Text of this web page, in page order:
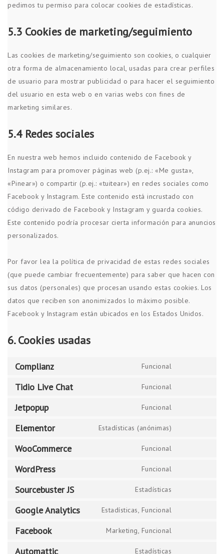
pedimos tu permiso para colocar cookies de estadísticas.
5.3 Cookies de marketing/seguimiento
Las cookies de marketing/seguimiento son cookies, o cualquier
otra forma de almacenamiento local, usadas para crear perfiles
de usuario para mostrar publicidad o para hacer el seguimiento
del usuario en esta web o en varias webs con fines de
marketing similares.
5.4 Redes sociales
En nuestra web hemos incluido contenido de Facebook y
Instagram para promover páginas web (p.ej.: «Me gusta»,
«Pinear») o compartir (p.ej.: «tuitear») en redes sociales como
Facebook y Instagram. Este contenido está incrustado con
código derivado de Facebook y Instagram y guarda cookies.
Este contenido podría procesar cierta información para anuncios
personalizados.
Por favor lea la política de privacidad de estas redes sociales
(que puede cambiar frecuentemente) para saber que hacen con
sus datos (personales) que procesan usando estas cookies. Los
datos que reciben son anonimizados lo máximo posible.
Facebook y Instagram están ubicados en los Estados Unidos.
6. Cookies usadas
Complianz Funcional
Tidio Live Chat Funcional
Jetpopup Funcional
Elementor Estadísticas (anónimas)
WooCommerce Funcional
WordPress Funcional
Sourcebuster JS Estadísticas
Google Analytics Estadísticas, Funcional
Facebook Marketing, Funcional
Automattic Estadísticas